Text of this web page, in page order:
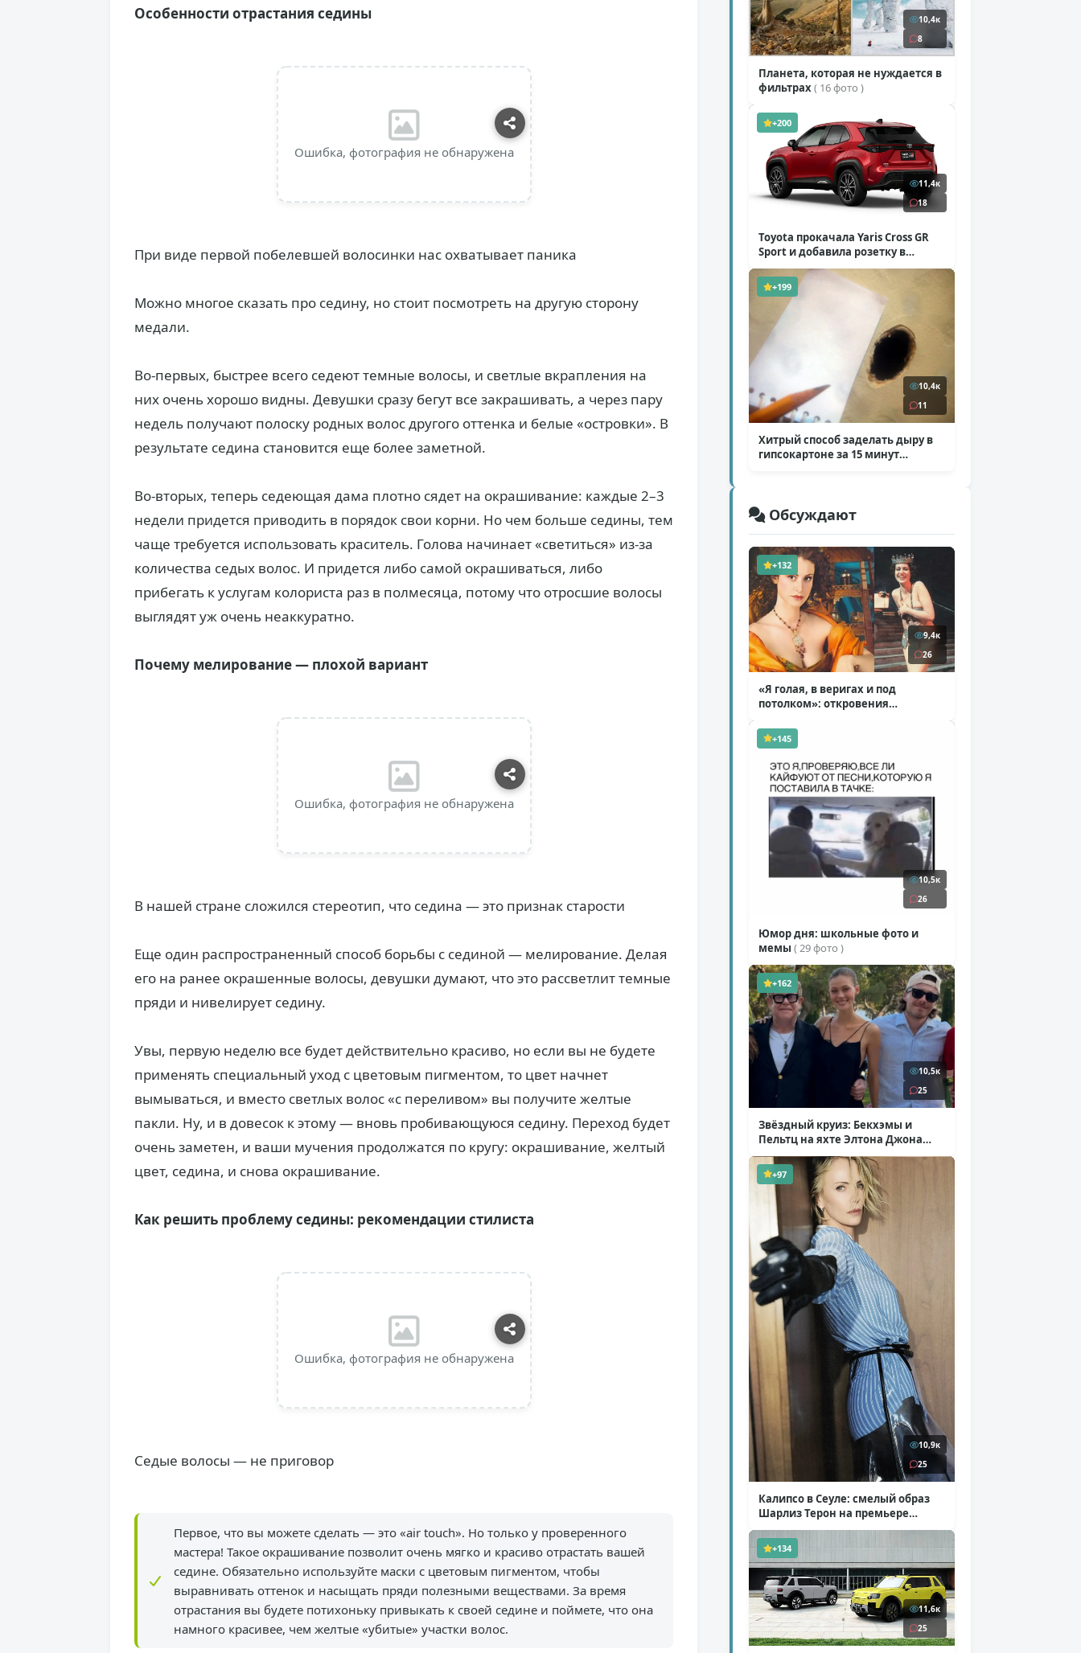
Особенности отрастания седины
Ошибка, фотография не обнаружена
При виде первой побелевшей волосинки нас охватывает паника
Можно многое сказать про седину, но стоит посмотреть на другую сторону
медали.
Во-первых, быстрее всего седеют темные волосы, и светлые вкрапления на
них очень хорошо видны. Девушки сразу бегут все закрашивать, а через пару
недель получают полоску родных волос другого оттенка и белые «островки». В
результате седина становится еще более заметной.
Во-вторых, теперь седеющая дама плотно сядет на окрашивание: каждые 2–3
недели придется приводить в порядок свои корни. Но чем больше седины, тем
чаще требуется использовать краситель. Голова начинает «светиться» из-за
количества седых волос. И придется либо самой окрашиваться, либо
прибегать к услугам колориста раз в полмесяца, потому что отросшие волосы
выглядят уж очень неаккуратно.
Почему мелирование — плохой вариант
Ошибка, фотография не обнаружена
В нашей стране сложился стереотип, что седина — это признак старости
Еще один распространенный способ борьбы с сединой — мелирование. Делая
его на ранее окрашенные волосы, девушки думают, что это рассветлит темные
пряди и нивелирует седину.
Увы, первую неделю все будет действительно красиво, но если вы не будете
применять специальный уход с цветовым пигментом, то цвет начнет
вымываться, и вместо светлых волос «с переливом» вы получите желтые
пакли. Ну, и в довесок к этому — вновь пробивающуюся седину. Переход будет
очень заметен, и ваши мучения продолжатся по кругу: окрашивание, желтый
цвет, седина, и снова окрашивание.
Как решить проблему седины: рекомендации стилиста
Ошибка, фотография не обнаружена
Седые волосы — не приговор
Первое, что вы можете сделать — это «air touch». Но только у проверенного
мастера! Такое окрашивание позволит очень мягко и красиво отрастать вашей
седине. Обязательно используйте маски с цветовым пигментом, чтобы
выравнивать оттенок и насыщать пряди полезными веществами. За время
отрастания вы будете потихоньку привыкать к своей седине и поймете, что она
намного красивее, чем желтые «убитые» участки волос.
10,4к
8
Планета, которая не нуждается в
фильтрах( 16 фото )
+200
11,4к
18
Toyota прокачала Yaris Cross GR
Sport и добавила розетку в
Harrier( 5 фото )
+199
10,4к
11
Хитрый способ заделать дыру в
гипсокартоне за 15 минут
Обсуждают
+132
9,4к
26
«Я голая, в веригах и под
потолком»: откровения
( 11 фото )
+145
10,5к
26
Юмор дня: школьные фото и
мемы ( 29 фото )
+162
10,5к
25
Звёздный круиз: Бекхэмы и
Пельтц на яхте Элтона Джона
( 12 фото )
+97
10,9к
25
Калипсо в Сеуле: смелый образ
Шарлиз Терон на премьере
«Одиссеи»( 6 фото )
+134
11,6к
25